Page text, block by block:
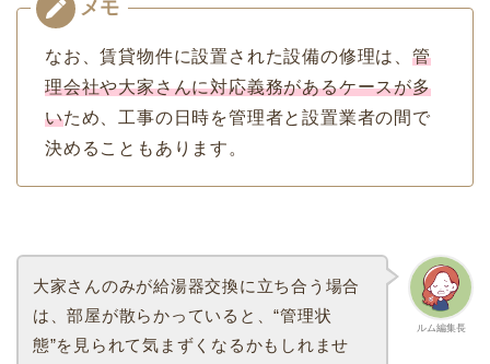
なお、賃貸物件に設置された設備の修理は、 管
理会社や大家さんに対応義務があるケースが多
いため、工事の日時を管理者と設置業者の間で
決めることもあります。
ルム編集長
大家さんのみが給湯器交換に立ち合う場合
は、部屋が散らかっていると、“管理状
態”を見られて気まずくなるかもしれませ